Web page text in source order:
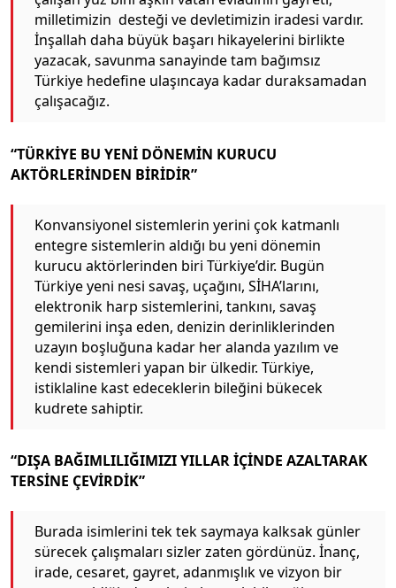
milletimizin desteği ve devletimizin iradesi vardır.
İnşallah daha büyük başarı hikayelerini birlikte
yazacak, savunma sanayinde tam bağımsız
Türkiye hedefine ulaşıncaya kadar duraksamadan
çalışacağız.
“TÜRKİYE BU YENİ DÖNEMİN KURUCU
AKTÖRLERİNDEN BİRİDİR”
Konvansiyonel sistemlerin yerini çok katmanlı
entegre sistemlerin aldığı bu yeni dönemin
kurucu aktörlerinden biri Türkiye’dir. Bugün
Türkiye yeni nesi savaş, uçağını, SİHA’larını,
elektronik harp sistemlerini, tankını, savaş
gemilerini inşa eden, denizin derinliklerinden
uzayın boşluğuna kadar her alanda yazılım ve
kendi sistemleri yapan bir ülkedir. Türkiye,
istiklaline kast edeceklerin bileğini bükecek
kudrete sahiptir.
“DIŞA BAĞIMLILIĞIMIZI YILLAR İÇİNDE AZALTARAK
TERSİNE ÇEVİRDİK”
Burada isimlerini tek tek saymaya kalksak günler
sürecek çalışmaları sizler zaten gördünüz. İnanç,
irade, cesaret, gayret, adanmışlık ve vizyon bir